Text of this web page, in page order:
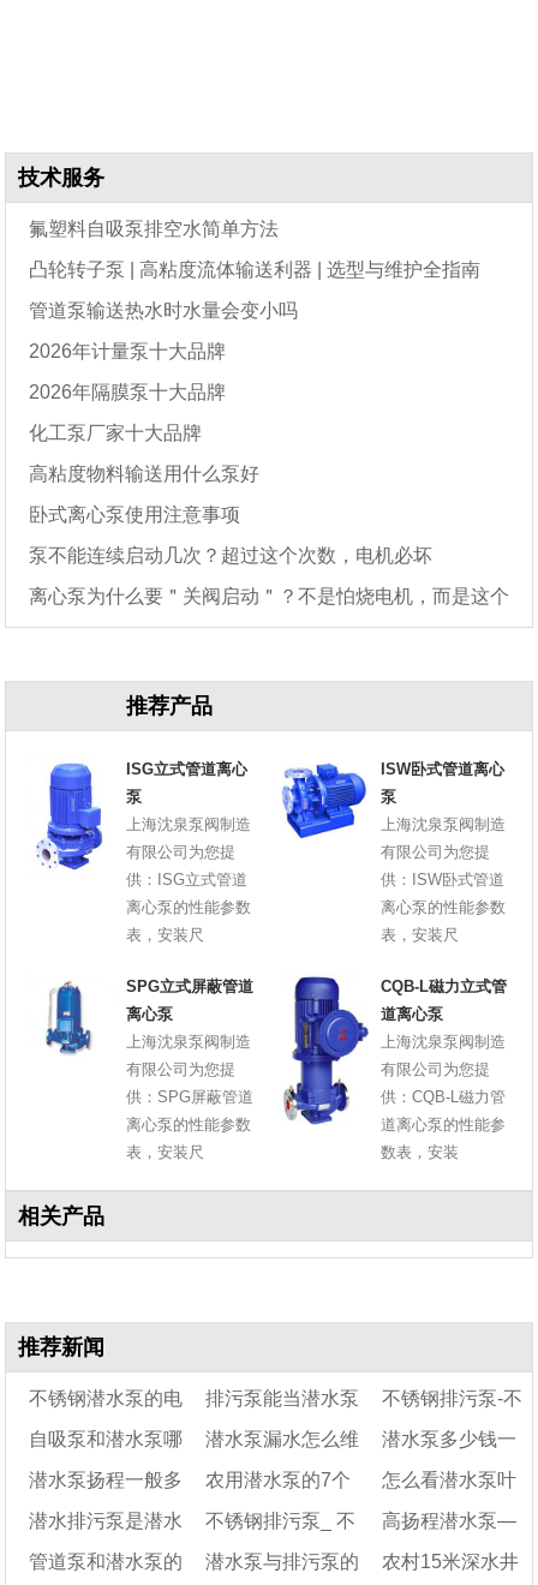
技术服务
氟塑料自吸泵排空水简单方法
凸轮转子泵 | 高粘度流体输送利器 | 选型与维护全指南
管道泵输送热水时水量会变小吗
2026年计量泵十大品牌
2026年隔膜泵十大品牌
化工泵厂家十大品牌
高粘度物料输送用什么泵好
卧式离心泵使用注意事项
泵不能连续启动几次？超过这个次数，电机必坏
离心泵为什么要＂关阀启动＂？不是怕烧电机，而是这个
推荐产品
ISG立式管道离心
泵
上海沈泉泵阀制造
有限公司为您提
供：ISG立式管道
离心泵的性能参数
表，安装尺
ISW卧式管道离心
泵
上海沈泉泵阀制造
有限公司为您提
供：ISW卧式管道
离心泵的性能参数
表，安装尺
SPG立式屏蔽管道
离心泵
上海沈泉泵阀制造
有限公司为您提
供：SPG屏蔽管道
离心泵的性能参数
表，安装尺
CQB-L磁力立式管
道离心泵
上海沈泉泵阀制造
有限公司为您提
供：CQB-L磁力管
道离心泵的性能参
数表，安装
相关产品
推荐新闻
不锈钢潜水泵的电
机怎么拆
排污泵能当潜水泵
用吗
不锈钢排污泵-不
锈钢排污潜水泵
自吸泵和潜水泵哪
个比较好
潜水泵漏水怎么维 潜水泵多少钱一
潜水泵扬程一般多
少米
农用潜水泵的7个
维护及注意事项
怎么看潜水泵叶
轮的正反转
潜水排污泵是潜水
泵还是污水泵
不锈钢排污泵_ 不
锈钢排污潜水泵
高扬程潜水泵—
高扬程潜水泵规格
管道泵和潜水泵的 潜水泵与排污泵的 农村15米深水井